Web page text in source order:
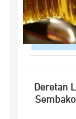
Deretan